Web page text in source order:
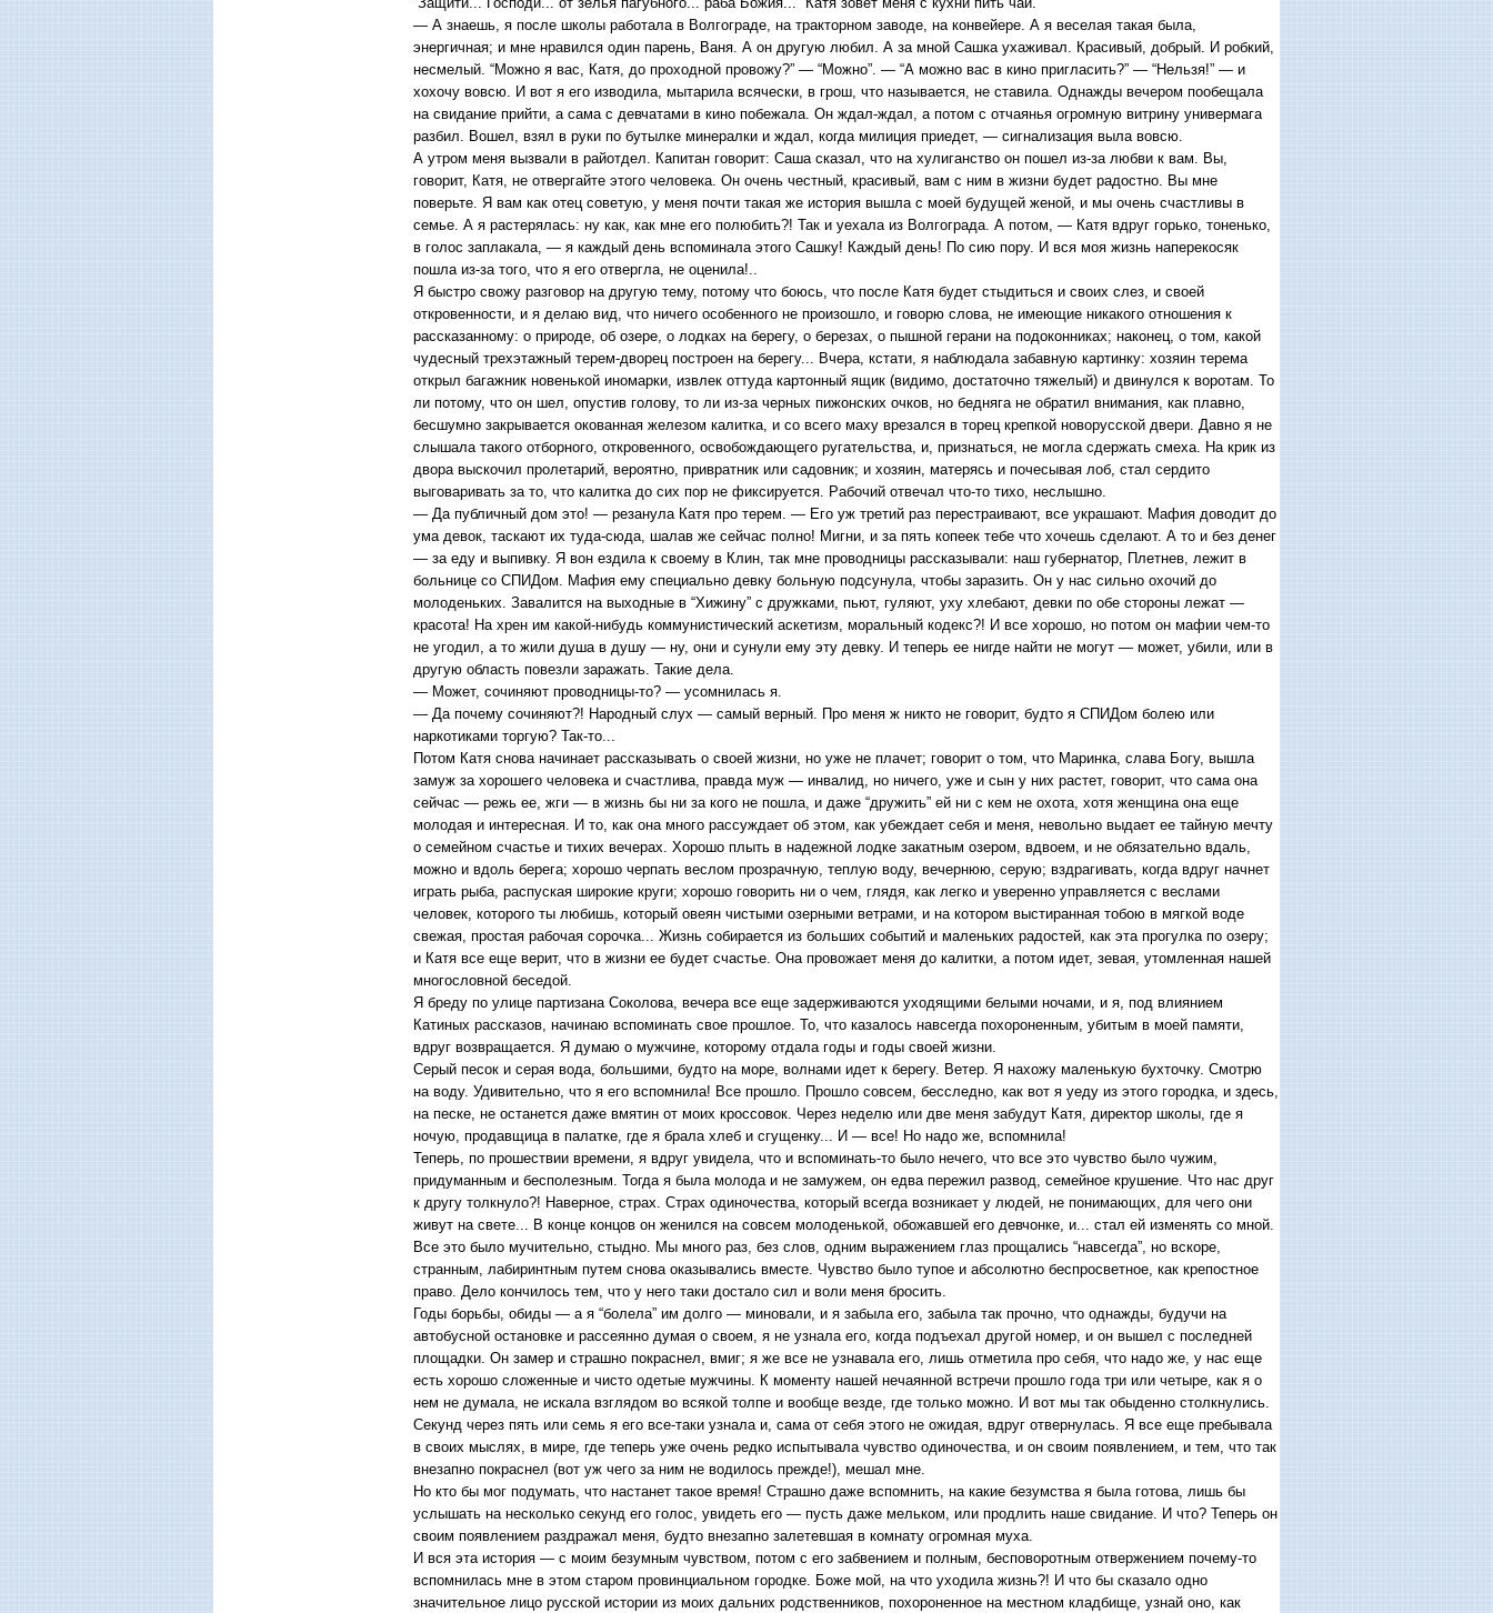
— А знаешь, я после школы работала в Волгограде, на тракторном заводе, на конвейере. А я веселая такая была,
энергичная; и мне нравился один парень, Ваня. А он другую любил. А за мной Сашка ухаживал. Красивый, добрый. И робкий,
несмелый. “Можно я вас, Катя, до проходной провожу?” — “Можно”. — “А можно вас в кино пригласить?” — “Нельзя!” — и
хохочу вовсю. И вот я его изводила, мытарила всячески, в грош, что называется, не ставила. Однажды вечером пообещала
на свидание прийти, а сама с девчатами в кино побежала. Он ждал-ждал, а потом с отчаянья огромную витрину универмага
разбил. Вошел, взял в руки по бутылке минералки и ждал, когда милиция приедет, — сигнализация выла вовсю.
А утром меня вызвали в райотдел. Капитан говорит: Саша сказал, что на хулиганство он пошел из-за любви к вам. Вы,
говорит, Катя, не отвергайте этого человека. Он очень честный, красивый, вам с ним в жизни будет радостно. Вы мне
поверьте. Я вам как отец советую, у меня почти такая же история вышла с моей будущей женой, и мы очень счастливы в
семье. А я растерялась: ну как, как мне его полюбить?! Так и уехала из Волгограда. А потом, — Катя вдруг горько, тоненько,
в голос заплакала, — я каждый день вспоминала этого Сашку! Каждый день! По сию пору. И вся моя жизнь наперекосяк
пошла из-за того, что я его отвергла, не оценила!..
Я быстро свожу разговор на другую тему, потому что боюсь, что после Катя будет стыдиться и своих слез, и своей
откровенности, и я делаю вид, что ничего особенного не произошло, и говорю слова, не имеющие никакого отношения к
рассказанному: о природе, об озере, о лодках на берегу, о березах, о пышной герани на подоконниках; наконец, о том, какой
чудесный трехэтажный терем-дворец построен на берегу... Вчера, кстати, я наблюдала забавную картинку: хозяин терема
открыл багажник новенькой иномарки, извлек оттуда картонный ящик (видимо, достаточно тяжелый) и двинулся к воротам. То
ли потому, что он шел, опустив голову, то ли из-за черных пижонских очков, но бедняга не обратил внимания, как плавно,
бесшумно закрывается окованная железом калитка, и со всего маху врезался в торец крепкой новорусской двери. Давно я не
слышала такого отборного, откровенного, освобождающего ругательства, и, признаться, не могла сдержать смеха. На крик из
двора выскочил пролетарий, вероятно, привратник или садовник; и хозяин, матерясь и почесывая лоб, стал сердито
выговаривать за то, что калитка до сих пор не фиксируется. Рабочий отвечал что-то тихо, неслышно.
— Да публичный дом это! — резанула Катя про терем. — Его уж третий раз перестраивают, все украшают. Мафия доводит до
ума девок, таскают их туда-сюда, шалав же сейчас полно! Мигни, и за пять копеек тебе что хочешь сделают. А то и без денег
— за еду и выпивку. Я вон ездила к своему в Клин, так мне проводницы рассказывали: наш губернатор, Плетнев, лежит в
больнице со СПИДом. Мафия ему специально девку больную подсунула, чтобы заразить. Он у нас сильно охочий до
молоденьких. Завалится на выходные в “Хижину” с дружками, пьют, гуляют, уху хлебают, девки по обе стороны лежат —
красота! На хрен им какой-нибудь коммунистический аскетизм, моральный кодекс?! И все хорошо, но потом он мафии чем-то
не угодил, а то жили душа в душу — ну, они и сунули ему эту девку. И теперь ее нигде найти не могут — может, убили, или в
другую область повезли заражать. Такие дела.
— Может, сочиняют проводницы-то? — усомнилась я.
— Да почему сочиняют?! Народный слух — самый верный. Про меня ж никто не говорит, будто я СПИДом болею или
наркотиками торгую? Так-то...
Потом Катя снова начинает рассказывать о своей жизни, но уже не плачет; говорит о том, что Маринка, слава Богу, вышла
замуж за хорошего человека и счастлива, правда муж — инвалид, но ничего, уже и сын у них растет, говорит, что сама она
сейчас — режь ее, жги — в жизнь бы ни за кого не пошла, и даже “дружить” ей ни с кем не охота, хотя женщина она еще
молодая и интересная. И то, как она много рассуждает об этом, как убеждает себя и меня, невольно выдает ее тайную мечту
о семейном счастье и тихих вечерах. Хорошо плыть в надежной лодке закатным озером, вдвоем, и не обязательно вдаль,
можно и вдоль берега; хорошо черпать веслом прозрачную, теплую воду, вечернюю, серую; вздрагивать, когда вдруг начнет
играть рыба, распуская широкие круги; хорошо говорить ни о чем, глядя, как легко и уверенно управляется с веслами
человек, которого ты любишь, который овеян чистыми озерными ветрами, и на котором выстиранная тобою в мягкой воде
свежая, простая рабочая сорочка... Жизнь собирается из больших событий и маленьких радостей, как эта прогулка по озеру;
и Катя все еще верит, что в жизни ее будет счастье. Она провожает меня до калитки, а потом идет, зевая, утомленная нашей
многословной беседой.
Я бреду по улице партизана Соколова, вечера все еще задерживаются уходящими белыми ночами, и я, под влиянием
Катиных рассказов, начинаю вспоминать свое прошлое. То, что казалось навсегда похороненным, убитым в моей памяти,
вдруг возвращается. Я думаю о мужчине, которому отдала годы и годы своей жизни.
Серый песок и серая вода, большими, будто на море, волнами идет к берегу. Ветер. Я нахожу маленькую бухточку. Смотрю
на воду. Удивительно, что я его вспомнила! Все прошло. Прошло совсем, бесследно, как вот я уеду из этого городка, и здесь,
на песке, не останется даже вмятин от моих кроссовок. Через неделю или две меня забудут Катя, директор школы, где я
ночую, продавщица в палатке, где я брала хлеб и сгущенку... И — все! Но надо же, вспомнила!
Теперь, по прошествии времени, я вдруг увидела, что и вспоминать-то было нечего, что все это чувство было чужим,
придуманным и бесполезным. Тогда я была молода и не замужем, он едва пережил развод, семейное крушение. Что нас друг
к другу толкнуло?! Наверное, страх. Страх одиночества, который всегда возникает у людей, не понимающих, для чего они
живут на свете... В конце концов он женился на совсем молоденькой, обожавшей его девчонке, и... стал ей изменять со мной.
Все это было мучительно, стыдно. Мы много раз, без слов, одним выражением глаз прощались “навсегда”, но вскоре,
странным, лабиринтным путем снова оказывались вместе. Чувство было тупое и абсолютно беспросветное, как крепостное
право. Дело кончилось тем, что у него таки достало сил и воли меня бросить.
Годы борьбы, обиды — а я “болела” им долго — миновали, и я забыла его, забыла так прочно, что однажды, будучи на
автобусной остановке и рассеянно думая о своем, я не узнала его, когда подъехал другой номер, и он вышел с последней
площадки. Он замер и страшно покраснел, вмиг; я же все не узнавала его, лишь отметила про себя, что надо же, у нас еще
есть хорошо сложенные и чисто одетые мужчины. К моменту нашей нечаянной встречи прошло года три или четыре, как я о
нем не думала, не искала взглядом во всякой толпе и вообще везде, где только можно. И вот мы так обыденно столкнулись.
Секунд через пять или семь я его все-таки узнала и, сама от себя этого не ожидая, вдруг отвернулась. Я все еще пребывала
в своих мыслях, в мире, где теперь уже очень редко испытывала чувство одиночества, и он своим появлением, и тем, что так
внезапно покраснел (вот уж чего за ним не водилось прежде!), мешал мне.
Но кто бы мог подумать, что настанет такое время! Страшно даже вспомнить, на какие безумства я была готова, лишь бы
услышать на несколько секунд его голос, увидеть его — пусть даже мельком, или продлить наше свидание. И что? Теперь он
своим появлением раздражал меня, будто внезапно залетевшая в комнату огромная муха.
И вся эта история — с моим безумным чувством, потом с его забвением и полным, бесповоротным отвержением почему-то
вспомнилась мне в этом старом провинциальном городке. Боже мой, на что уходила жизнь?! И что бы сказало одно
значительное лицо русской истории из моих дальних родственников, похороненное на местном кладбище, узнай оно, как